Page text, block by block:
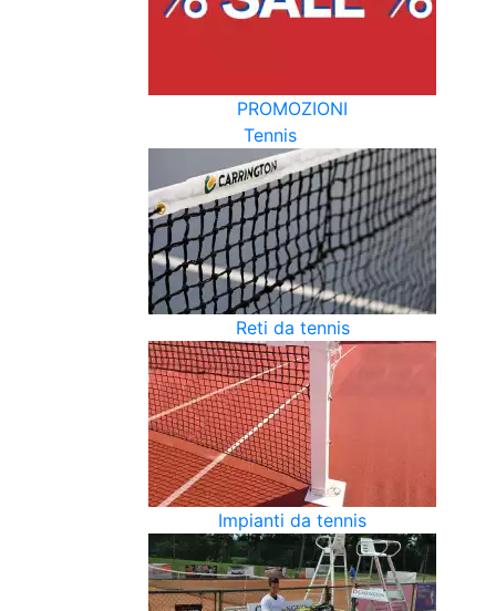
PROMOZIONI
Tennis
Reti da tennis
Impianti da tennis